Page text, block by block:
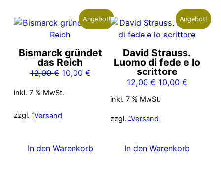
Angebot!
Bismarck gründet
das Reich
12,00€ Ursprünglicher
war:
10,00 €Aktueller
inkl. 7 % MwSt.
zzgl. Versand
In den Warenkorb
Angebot!
David Strauss.
Luomo di fede e lo
scrittore
12,00€ Ursprünglicher
12,00 €
10,00 €Aktueller
inkl. 7 % MwSt.
zzgl. Versand
In den Warenkorb